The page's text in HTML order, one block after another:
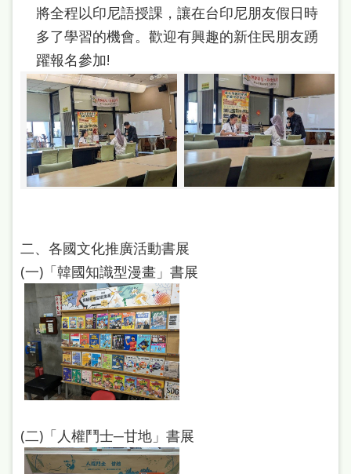
政
府
網
站
開
放
宣
著
作
侵
權
將全程以印尼語授課，讓在台印尼朋友假日時
多了學習的機會。歡迎有興趣的新住民朋友踴
躍報名參加!
二、各國文化推廣活動書展
(一)「韓國知識型漫畫」書展
(二)「人權鬥士─甘地」書展